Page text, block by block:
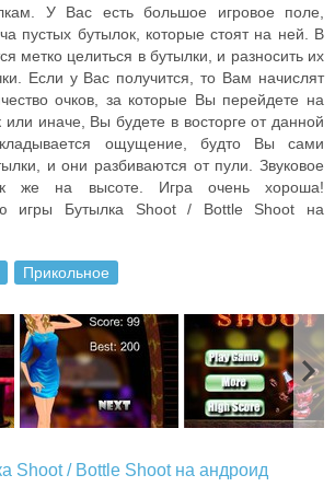
У Вас есть большое игровое поле,
пустых бутылок, которые стоят на ней. В
метко целиться в бутылки, и разносить их
Если у Вас получится, то Вам начислят
очков, за которые Вы перейдете на
или иначе, Вы будете в восторге от данной
ощущение, будто Вы сами
и они разбиваются от пули. Звуковое
же на высоте. Игра очень хороша!
игры Бутылка Shoot / Bottle Shoot на
Прикольное
Shoot / Bottle Shoot на андроид